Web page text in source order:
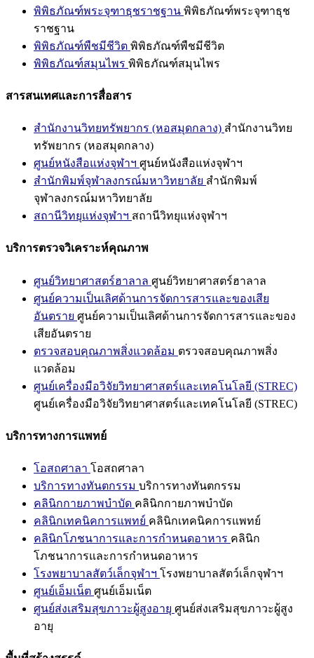
พิพิธภัณฑ์พระจุฑาธุชราชฐาน พิพิธภัณฑ์พระจุฑาธุช
ราชฐาน
พิพิธภัณฑ์พืชมีชีวิต พิพิธภัณฑ์พืชมีชีวิต
พิพิธภัณฑ์สมุนไพร พิพิธภัณฑ์สมุนไพร
สารสนเทศและการสื่อสาร
สำนักงานวิทยทรัพยากร (หอสมุดกลาง) สำนักงานวิทย
ทรัพยากร (หอสมุดกลาง)
ศูนย์หนังสือแห่งจุฬาฯ ศูนย์หนังสือแห่งจุฬาฯ
สำนักพิมพ์จุฬาลงกรณ์มหาวิทยาลัย สำนักพิมพ์
จุฬาลงกรณ์มหาวิทยาลัย
สถานีวิทยุแห่งจุฬาฯ สถานีวิทยุแห่งจุฬาฯ
บริการตรวจวิเคราะห์คุณภาพ
ศูนย์วิทยาศาสตร์ฮาลาล ศูนย์วิทยาศาสตร์ฮาลาล
ศูนย์ความเป็นเลิศด้านการจัดการสารและของเสีย
อันตราย ศูนย์ความเป็นเลิศด้านการจัดการสารและของ
เสียอันตราย
ตรวจสอบคุณภาพสิ่งแวดล้อม ตรวจสอบคุณภาพสิ่ง
แวดล้อม
ศูนย์เครื่องมือวิจัยวิทยาศาสตร์และเทคโนโลยี (STREC)
ศูนย์เครื่องมือวิจัยวิทยาศาสตร์และเทคโนโลยี (STREC)
บริการทางการแพทย์
โอสถศาลา โอสถศาลา
บริการทางทันตกรรม บริการทางทันตกรรม
คลินิกกายภาพบำบัด คลินิกกายภาพบำบัด
คลินิกเทคนิคการแพทย์ คลินิกเทคนิคการแพทย์
คลินิกโภชนาการและการกำหนดอาหาร คลินิก
โภชนาการและการกำหนดอาหาร
โรงพยาบาลสัตว์เล็กจุฬาฯ โรงพยาบาลสัตว์เล็กจุฬาฯ
ศูนย์เอ็มเน็ต ศูนย์เอ็มเน็ต
ศูนย์ส่งเสริมสุขภาวะผู้สูงอายุ ศูนย์ส่งเสริมสุขภาวะผู้สูง
อายุ